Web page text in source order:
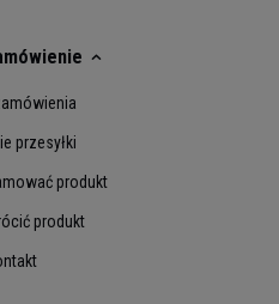
przesyłki
produkt
produkt